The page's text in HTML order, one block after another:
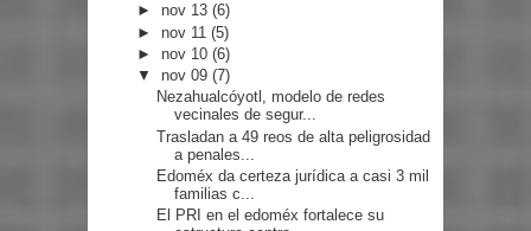
► nov 13(6)
► nov 11(5)
► nov 10(6)
▼ nov 09(7)
Nezahualcóyotl, modelo de redes
vecinales de segur...
Trasladan a 49 reos de alta peligrosidad
a penales...
Edoméx da certeza jurídica a casi 3 mil
familias c...
El PRI en el edoméx fortalece su